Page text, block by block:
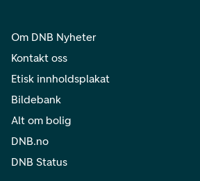
Om DNB Nyheter
Kontakt oss
Etisk innholdsplakat
Bildebank
Alt om bolig
DNB.no
DNB Status